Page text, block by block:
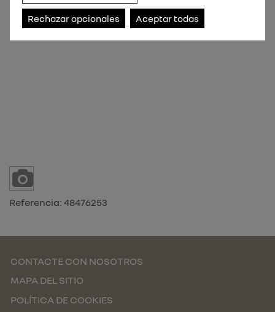
Referencia: 48476253
CONTACTE CON NOSOTROS
MAPA DEL SITIO
POLÍTICA DE COOKIES
Rechazar opcionales Aceptar todas